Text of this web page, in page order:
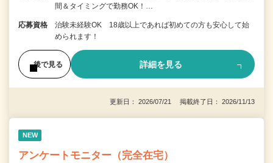
間＆タイミングで勤務OK！…
応募資格
治験未経験OK 18歳以上であれば初めての方も安心して始
められます！
後で見る 詳細を見る
更新日： 2026/07/21 掲載終了日： 2026/11/13
NEW
アンケートモニター（完全在宅）